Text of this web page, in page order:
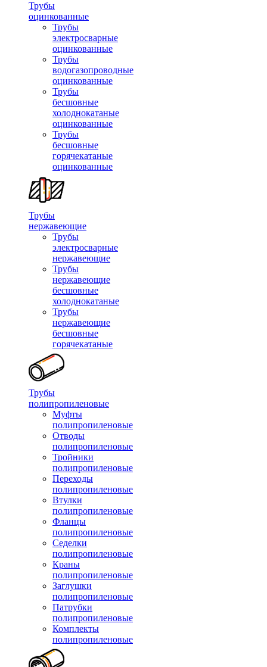
Трубы
оцинкованные
Трубы
электросварные
оцинкованные
Трубы
водогазопроводные
оцинкованные
Трубы
бесшовные
холоднокатаные
оцинкованные
Трубы
бесшовные
горячекатаные
оцинкованные
Трубы
нержавеющие
Трубы
электросварные
нержавеющие
Трубы
нержавеющие
бесшовные
холоднокатаные
Трубы
нержавеющие
бесшовные
горячекатаные
Трубы
полипропиленовые
Муфты
полипропиленовые
Отводы
полипропиленовые
Тройники
полипропиленовые
Переходы
полипропиленовые
Втулки
полипропиленовые
Фланцы
полипропиленовые
Седелки
полипропиленовые
Краны
полипропиленовые
Заглушки
полипропиленовые
Патрубки
полипропиленовые
Комплекты
полипропиленовые